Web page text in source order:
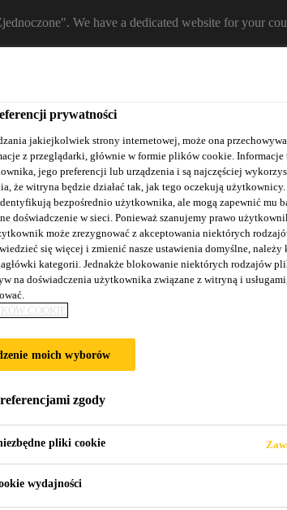
We have a dedicated website for your
Znajdź dystrybutora
realizacje Baza wiedzy / Dokumentacja
prywatności
jakiejkolwiek strony internetowej, może ona
z przeglądarki, głównie w formie plików cookie. Informacje
jego preferencji lub urządzenia i są najczęściej
że witryna będzie działać tak, jak tego oczekują
bezpośrednio użytkownika, ale mogą zapewnić mu
doświadczenie w sieci. Ponieważ szanujemy prawo
może zrezygnować z akceptowania niektórych
się więcej i zmienić nasze ustawienia domyślne, należy
kategorii. Jednakże blokowanie niektórych rodzajów
na doświadczenia użytkownika związane z witryną i
COOKIE
moich wyborów
zgody
pliki cookie
wydajności